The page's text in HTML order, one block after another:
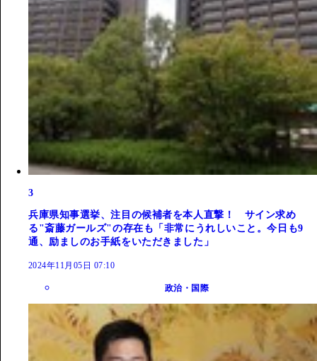
3
兵庫県知事選挙、注目の候補者を本人直撃！ サイン求め
る"斎藤ガールズ"の存在も「非常にうれしいこと。今日も9
通、励ましのお手紙をいただきました」
2024年11月05日 07:10
政治・国際